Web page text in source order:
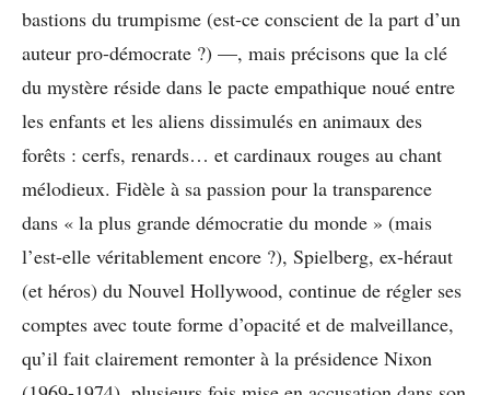
bastions du trumpisme (est-ce conscient de la part d’un
auteur pro-démocrate ?) —, mais précisons que la clé
du mystère réside dans le pacte empathique noué entre
les enfants et les aliens dissimulés en animaux des
forêts : cerfs, renards… et cardinaux rouges au chant
mélodieux. Fidèle à sa passion pour la transparence
dans « la plus grande démocratie du monde » (mais
l’est-elle véritablement encore ?), Spielberg, ex-héraut
(et héros) du Nouvel Hollywood, continue de régler ses
comptes avec toute forme d’opacité et de malveillance,
qu’il fait clairement remonter à la présidence Nixon